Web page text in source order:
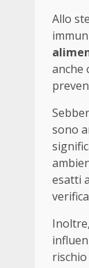
Allo
anche
sono
esatti